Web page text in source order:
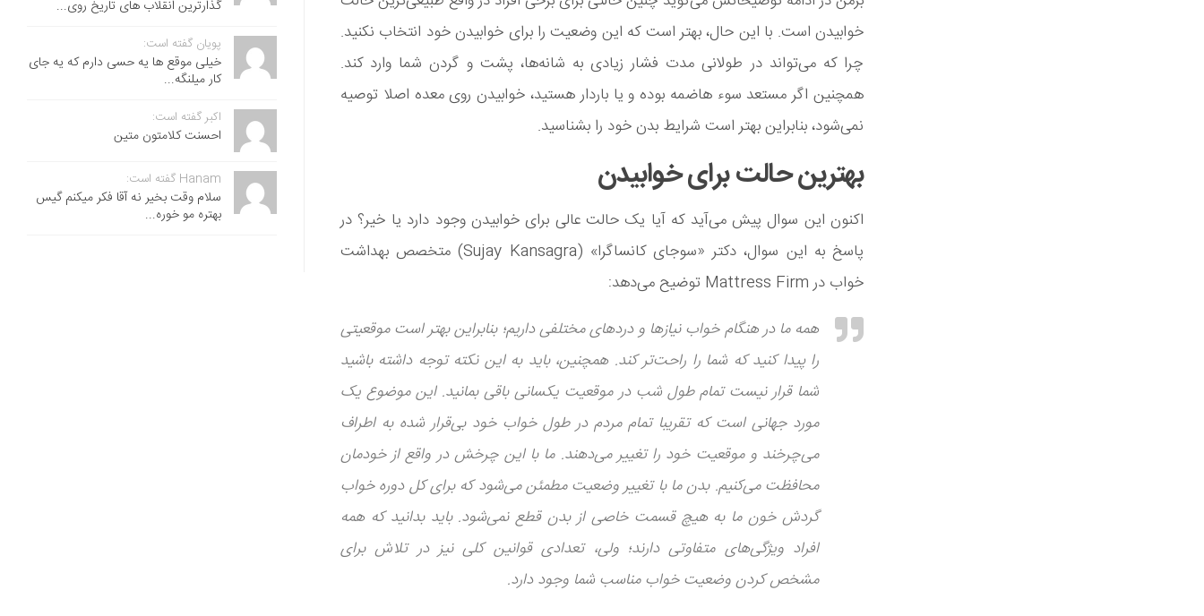
خوابیدن است. با این حال، بهتر است که این وضعیت را برای خوابیدن خود انتخاب نکنید.
چرا که می‌تواند در طولانی مدت فشار زیادی به شانه‌ها، پشت و گردن شما وارد کند.
همچنین اگر مستعد سوء هاضمه بوده و یا باردار هستید، خوابیدن روی معده اصلا توصیه
نمی‌شود، بنابراین بهتر است شرایط بدن خود را بشناسید.
بهترین حالت برای خوابیدن
اکنون این سوال پیش می‌آید که آیا یک حالت عالی برای خوابیدن وجود دارد یا خیر؟ در
پاسخ به این سوال، دکتر «سوجای کانساگرا» (Sujay Kansagra) متخصص بهداشت
خواب در Mattress Firm توضیح می‌دهد:
همه ما در هنگام خواب نیازها و دردهای مختلفی داریم؛ بنابراین بهتر است موقعیتی
را پیدا کنید که شما را راحت‌تر کند. همچنین، باید به این نکته توجه داشته باشید
شما قرار نیست تمام طول شب در موقعیت یکسانی باقی بمانید. این موضوع یک
مورد جهانی است که تقریبا تمام مردم در طول خواب خود بی‌قرار شده به اطراف
می‌چرخند و موقعیت خود را تغییر می‌دهند. ما با این چرخش در واقع از خودمان
محافظت می‌کنیم. بدن ما با تغییر وضعیت مطمئن می‌شود که برای کل دوره خواب
گردش خون ما به هیچ قسمت خاصی از بدن قطع نمی‌شود. باید بدانید که همه
افراد ویژگی‌های متفاوتی دارند؛ ولی، تعدادی قوانین کلی نیز در تلاش برای
مشخص کردن وضعیت خواب مناسب شما وجود دارد.
گذارترین انقلاب های تاریخ روی...
پویان گفته است:
خیلی موقع ها یه حسی دارم که یه جای
کار میلنگه...
اکبر گفته است:
احسنت ‌کلامتون متین
Hanam گفته است:
سلام وقت بخیر نه آقا فکر میکنم گیس
بهتره مو خوره...